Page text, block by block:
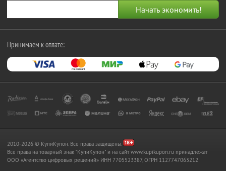
Принимаем к оплате:
2010-2026 © КупиКупон. Все права защищены.
Все права на товарный знак "КупиКупон" и на сайт www.kupikupon.ru принадлежат
OOO «Агентство цифровых решений» ИНН 7705523387, ОГРН 1127747063212